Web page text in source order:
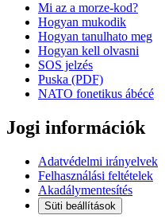
Mi az a morze-kod?
Hogyan mukodik
Hogyan tanulhato meg
Hogyan kell olvasni
SOS jelzés
Puska (PDF)
NATO fonetikus ábécé
Jogi információk
Adatvédelmi irányelvek
Felhasználási feltételek
Akadálymentesítés
Süti beállítások